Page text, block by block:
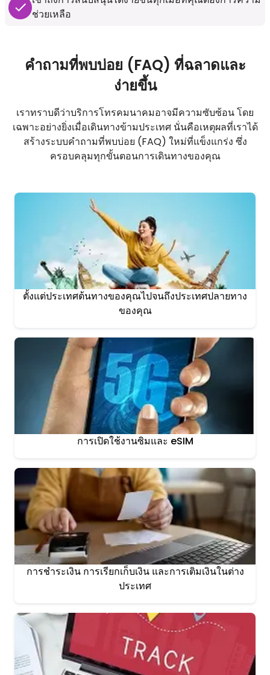
ช่วยเหลือ
คำถามที่พบบ่อย (FAQ) ที่ฉลาดและ
ง่ายขึ้น
เราทราบดีว่าบริการโทรคมนาคมอาจมีความซับซ้อน โดย
เฉพาะอย่างยิ่งเมื่อเดินทางข้ามประเทศ นั่นคือเหตุผลที่เราได้
สร้างระบบคำถามที่พบบ่อย (FAQ) ใหม่ที่แข็งแกร่ง ซึ่ง
ครอบคลุมทุกขั้นตอนการเดินทางของคุณ
ตั้งแต่ประเทศต้นทางของคุณไปจนถึงประเทศปลายทาง
ของคุณ
การเปิดใช้งานซิมและ eSIM
การชำระเงิน การเรียกเก็บเงิน และการเติมเงินในต่าง
ประเทศ